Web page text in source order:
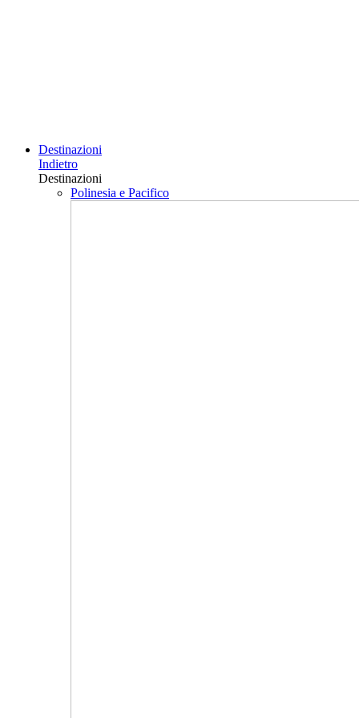
Destinazioni
Indietro
Destinazioni
Polinesia e Pacifico